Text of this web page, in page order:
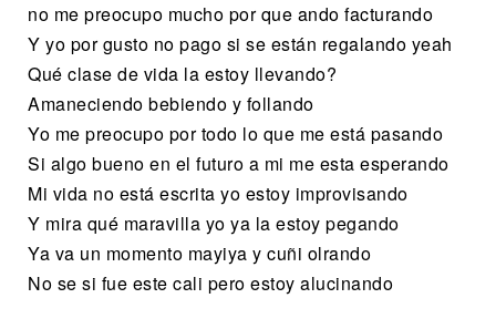
no me preocupo mucho por que ando facturando
Y yo por gusto no pago si se están regalando yeah
Qué clase de vida la estoy llevando?
Amaneciendo bebiendo y follando
Yo me preocupo por todo lo que me está pasando
Si algo bueno en el futuro a mi me esta esperando
Mi vida no está escrita yo estoy improvisando
Y mira qué maravilla yo ya la estoy pegando
Ya va un momento mayiya y cuñi olrando
No se si fue este cali pero estoy alucinando